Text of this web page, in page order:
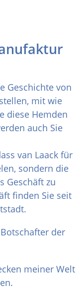
Geschichte von
mit wie
diese Hemden
auch Sie
van Laack für
sondern die
Geschäft zu
finden Sie seit
der
meiner Welt